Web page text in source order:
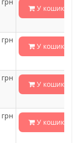
грн
У кошик
грн
У кошик
грн
У кошик
грн
У кошик